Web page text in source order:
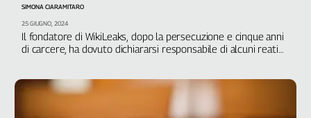
Il fondatore di WikiLeaks, dopo la persecuzione e cinque anni
di carcere, ha dovuto dichiararsi responsabile di alcuni reati
SIMONA CIARAMITARO
25 GIUGNO, 2024